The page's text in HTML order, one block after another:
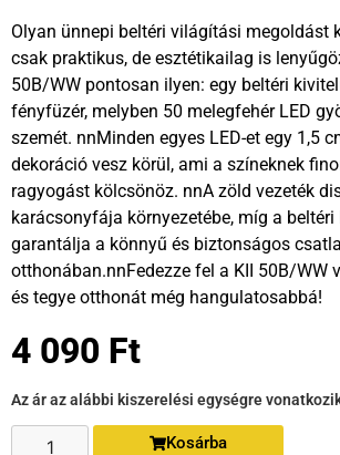
Olyan ünnepi beltéri világítási megoldást
csak praktikus, de esztétikailag is
50B/WW pontosan ilyen: egy beltéri
fényfüzér, melyben 50 melegfehér LED
szemét. nnMinden egyes LED-et egy 1,5
dekoráció vesz körül, ami a színeknek
ragyogást kölcsönöz. nnA zöld vezeték
karácsonyfája környezetébe, míg a
garantálja a könnyű és biztonságos
otthonában.nnFedezze fel a KII 50B/WW
és tegye otthonát még hangulatosabbá!
4 090 Ft
Az ár az alábbi kiszerelési egységre
Kosárba